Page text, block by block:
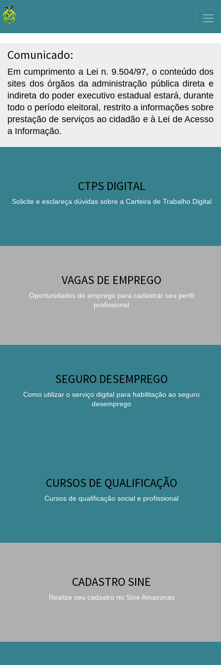
Comunicado:
Em cumprimento a Lei n. 9.504/97, o conteúdo dos
sites dos órgãos da administração pública direta e
indireta do poder executivo estadual estará, durante
todo o período eleitoral, restrito a informações sobre
prestação de serviços ao cidadão e à Lei de Acesso
a Informação.
CTPS DIGITAL
Solicite e esclareça dúvidas sobre a Carteira de Trabalho Digital
VAGAS DE EMPREGO
Oportunidades de emprego para cadastrar seu perfil
profissional
SEGURO DESEMPREGO
Como utilizar o serviço digital para habilitação ao seguro
desemprego
CURSOS DE QUALIFICAÇÃO
Cursos de qualificação social e profissional
CADASTRO SINE
Realize seu cadastro no Sine Amazonas